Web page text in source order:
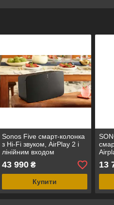
Sonos Five смарт-колонка
з Hi-Fi звуком, AirPlay 2 і
лінійним входом
43 990₴
Купити
13